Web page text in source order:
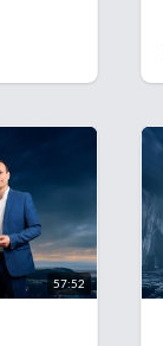
57:52